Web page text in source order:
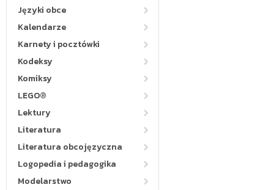
Języki obce
Kalendarze
Karnety i pocztówki
Kodeksy
Komiksy
LEGO®
Lektury
Literatura
Literatura obcojęzyczna
Logopedia i pedagogika
Modelarstwo